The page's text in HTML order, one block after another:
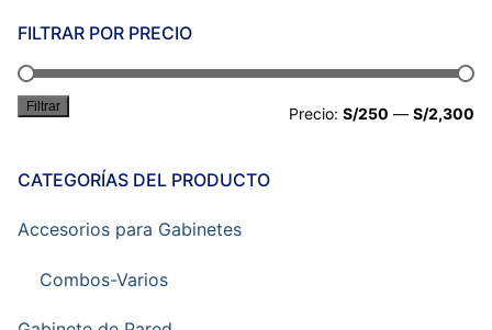
FILTRAR POR PRECIO
Filtrar Precio: S/250 — S/2,300
CATEGORÍAS DEL PRODUCTO
Accesorios para Gabinetes
Combos-Varios